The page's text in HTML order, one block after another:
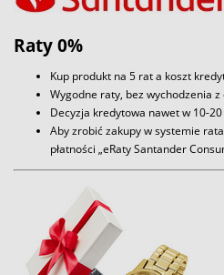
Raty 0%
Kup produkt na 5 rat a koszt
Wygodne raty, bez wychodzenia z
Decyzja kredytowa nawet w 10-
Aby zrobić zakupy w systemie
płatności „eRaty Santander